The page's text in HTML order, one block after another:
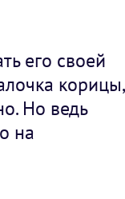
его своей
корицы,
Но ведь
на